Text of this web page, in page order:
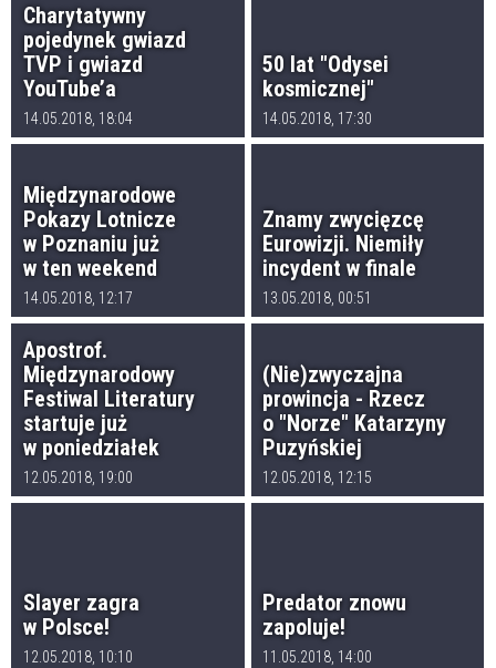
Charytatywny
pojedynek gwiazd
TVP i gwiazd
YouTube’a
14.05.2018, 18:04
50 lat "Odysei
kosmicznej"
14.05.2018, 17:30
Międzynarodowe
Pokazy Lotnicze
w Poznaniu już
w ten weekend
14.05.2018, 12:17
Znamy zwycięzcę
Eurowizji. Niemiły
incydent w finale
13.05.2018, 00:51
Apostrof.
Międzynarodowy
Festiwal Literatury
startuje już
w poniedziałek
12.05.2018, 19:00
(Nie)zwyczajna
prowincja - Rzecz
o "Norze" Katarzyny
Puzyńskiej
12.05.2018, 12:15
Slayer zagra
w Polsce!
12.05.2018, 10:10
Predator znowu
zapoluje!
11.05.2018, 14:00